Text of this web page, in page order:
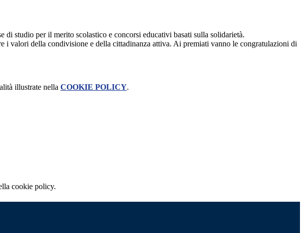
studio per il merito scolastico e concorsi educativi basati sulla solidarietà.
i valori della condivisione e della cittadinanza attiva. Ai premiati vanno le congratulazioni di
illustrate nella COOKIE POLICY.
cookie policy.